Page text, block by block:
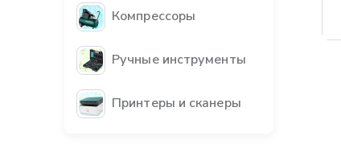
Компрессоры
Ручные инструменты
Принтеры и сканеры